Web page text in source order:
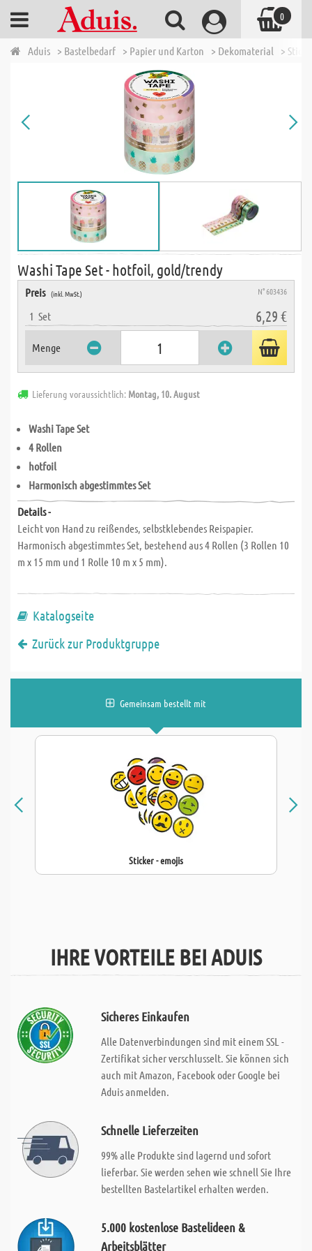
Aduis > Bastelbedarf > Papier und Karton > Dekomaterial >
Washi Tape Set - hotfoil, gold/trendy
Preis (inkl. MwSt.) N° 603436
1 Set 6,29 €
Menge
Lieferung voraussichtlich: Montag, 10. August
Washi Tape Set
4 Rollen
hotfoil
Harmonisch abgestimmtes Set
Details -
Leicht von Hand zu reißendes, selbstklebendes Reispapier.
Harmonisch abgestimmtes Set, bestehend aus 4 Rollen (3 Rollen 10
m x 15 mm und 1 Rolle 10 m x 5 mm).
Katalogseite
Zurück zur Produktgruppe
Gemeinsam bestellt mit
Sticker - emojis
IHRE VORTEILE BEI ADUIS
Sicheres Einkaufen
Alle Datenverbindungen sind mit einem SSL -
Zertifikat sicher verschlusselt. Sie können sich
auch mit Amazon, Facebook oder Google bei
Aduis anmelden.
Schnelle Lieferzeiten
99% alle Produkte sind lagernd und sofort
lieferbar. Sie werden sehen wie schnell Sie Ihre
bestellten Bastelartikel erhalten werden.
5.000 kostenlose Bastelideen &
Arbeitsblätter
0